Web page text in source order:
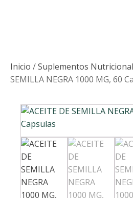
Inicio /Suplementos
SEMILLA NEGRA 1000 MG, 60